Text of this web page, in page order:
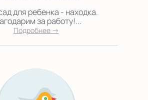
для ребенка - находка.
за работу!...
Подробнее →